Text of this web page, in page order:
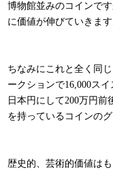
博物館並みのコインで
に価値が伸びていきます
ちなみにこれと全く同
ークションで16,000ス
日本円にして200万円
を持っているコインのグ
歴史的、芸術的価値は